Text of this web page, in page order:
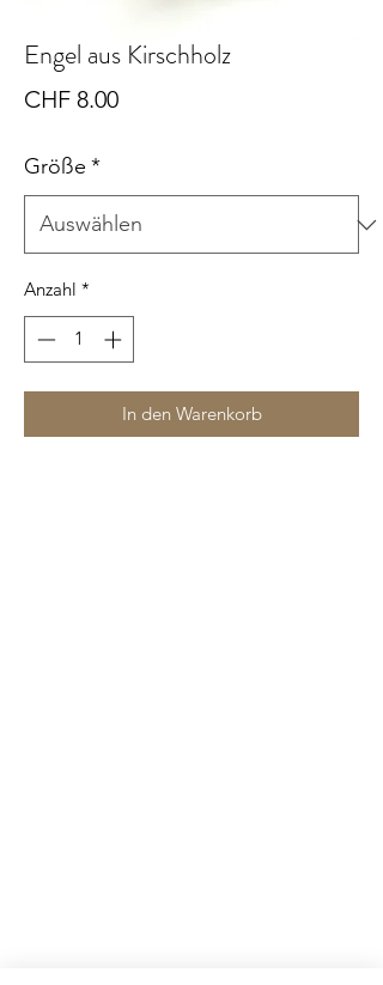
Engel aus Kirschholz
CHF 8.00Preis
Größe *
Anzahl *
In den Warenkorb